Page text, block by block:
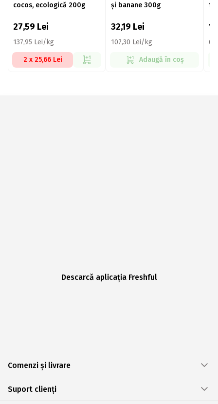
cocos, ecologică 200g
27,59 Lei
137,95 Lei/kg
2 x 25,66 Lei
și banane 300g
32,19 Lei
107,30 Lei/kg
Adaugă în coș
Descarcă aplicația Freshful
Comenzi și livrare
Suport clienți